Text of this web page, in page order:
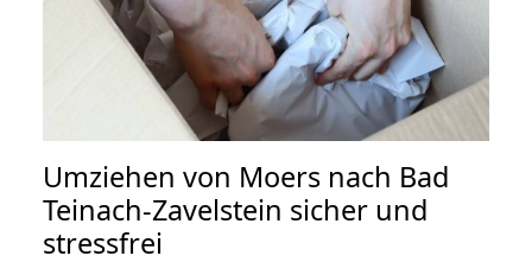
Umziehen von Moers nach Bad
Teinach-Zavelstein sicher und
stressfrei